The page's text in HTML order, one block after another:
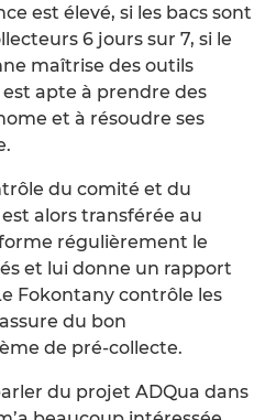
est élevé, si les bacs sont
6 jours sur 7, si le
maîtrise des outils
apte à prendre des
et à résoudre ses
du comité et du
alors transférée au
régulièrement le
et lui donne un rapport
Fokontany contrôle les
du bon
de pré-collecte.
du projet ADQua dans